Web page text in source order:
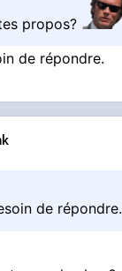
propos?
de répondre.
de répondre.